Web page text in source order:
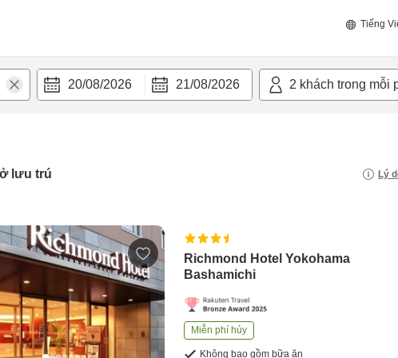
Tiếng
20/08/2026 21/08/2026 2 khách trong mỗi
lưu trú Lý
Richmond Hotel Yokohama
Bashamichi
Miễn phí hủy
Không bao gồm bữa ăn